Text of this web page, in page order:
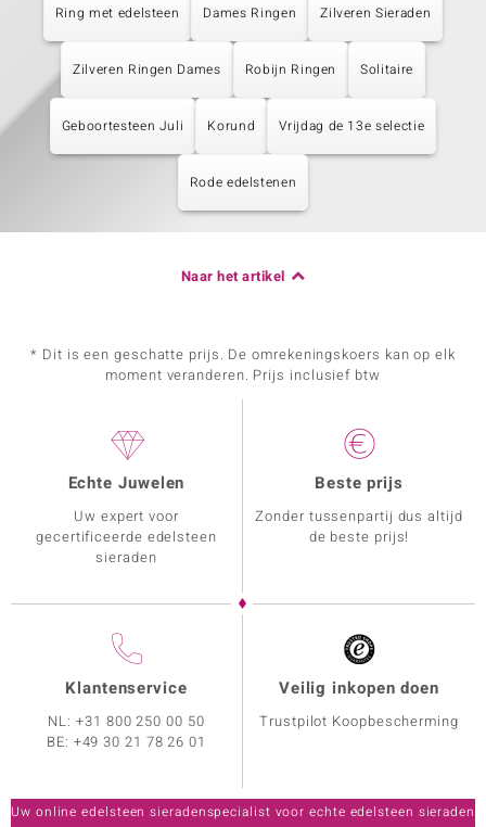
Ring met edelsteen Dames Ringen Zilveren Sieraden
Zilveren Ringen Dames Robijn Ringen Solitaire
Geboortesteen Juli Korund Vrijdag de 13e selectie
Rode edelstenen
Naar het artikel
* Dit is een geschatte prijs. De omrekeningskoers kan op elk
moment veranderen. Prijs inclusief btw
Echte Juwelen
Uw expert voor
gecertificeerde edelsteen
sieraden
Beste prijs
Zonder tussenpartij dus altijd
de beste prijs!
Klantenservice
NL:+31 800 250 00 50
BE: +49 30 21 78 26 01
Veilig inkopen doen
Trustpilot Koopbescherming
Uw online edelsteen sieradenspecialist voor echte edelsteen sieraden